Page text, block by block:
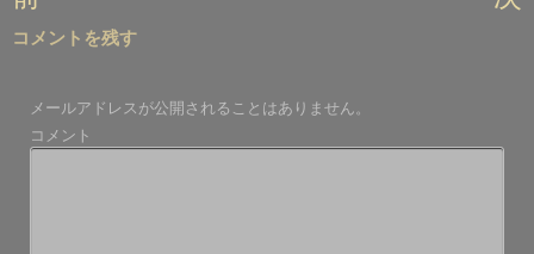
ナ
ゲ
ー
コメントを残す
メールアドレスが公開されることはありません。
コメント